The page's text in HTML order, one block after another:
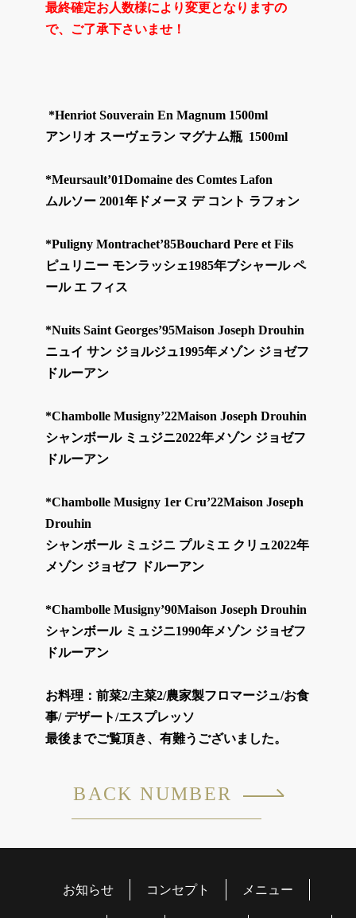
最終確定お人数様により変更となりますの
で、ご了承下さいませ！
*Henriot Souverain En Magnum 1500ml
アンリオ スーヴェラン マグナム瓶 1500ml
*Meursault’01Domaine des Comtes Lafon
ムルソー 2001年ドメーヌ デ コント ラフォン
*Puligny Montrachet’85Bouchard Pere et Fils
ピュリニー モンラッシェ1985年ブシャール ペ
ール エ フィス
*Nuits Saint Georges’95Maison Joseph Drouhin
ニュイ サン ジョルジュ1995年メゾン ジョゼフ
ドルーアン
*Chambolle Musigny’22Maison Joseph Drouhin
シャンボール ミュジニ2022年メゾン ジョゼフ
ドルーアン
*Chambolle Musigny 1er Cru’22Maison Joseph
Drouhin
シャンボール ミュジニ プルミエ クリュ2022年
メゾン ジョゼフ ドルーアン
*Chambolle Musigny’90Maison Joseph Drouhin
シャンボール ミュジニ1990年メゾン ジョゼフ
ドルーアン
お料理：前菜2/主菜2/農家製フロマージュ/お食
事/ デザート/エスプレッソ
最後までご覧頂き、有難うございました。
BACK NUMBER
お知らせ コンセプト メニュー